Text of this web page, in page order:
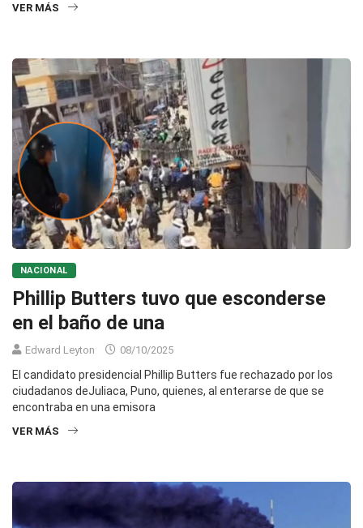
VER MÁS
NACIONAL
Phillip Butters tuvo que esconderse
en el baño de una
Edward Leyton 08/10/2025
El candidato presidencial Phillip Butters fue rechazado por los
ciudadanos deJuliaca, Puno, quienes, al enterarse de que se
encontraba en una emisora
VER MÁS